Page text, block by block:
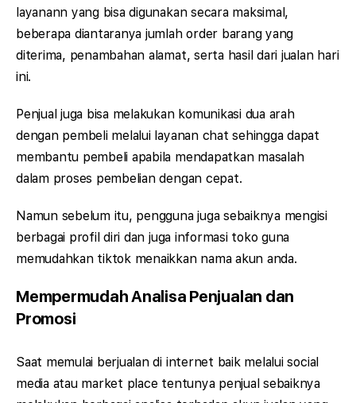
layanann yang bisa digunakan secara maksimal,
beberapa diantaranya jumlah order barang yang
diterima, penambahan alamat, serta hasil dari jualan hari
ini.
Penjual juga bisa melakukan komunikasi dua arah
dengan pembeli melalui layanan chat sehingga dapat
membantu pembeli apabila mendapatkan masalah
dalam proses pembelian dengan cepat.
Namun sebelum itu, pengguna juga sebaiknya mengisi
berbagai profil diri dan juga informasi toko guna
memudahkan tiktok menaikkan nama akun anda.
Mempermudah Analisa Penjualan dan
Promosi
Saat memulai berjualan di internet baik melalui social
media atau market place tentunya penjual sebaiknya